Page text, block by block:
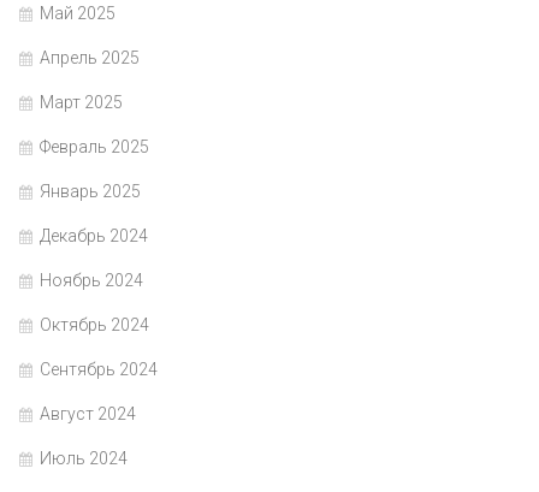
Май 2025
Апрель 2025
Март 2025
Февраль 2025
Январь 2025
Декабрь 2024
Ноябрь 2024
Октябрь 2024
Сентябрь 2024
Август 2024
Июль 2024